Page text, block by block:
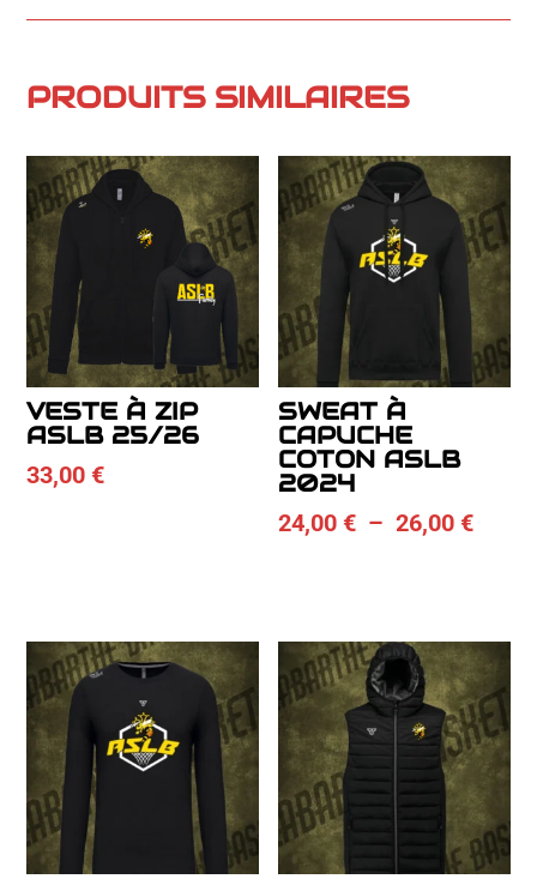
jaune
PRODUITS SIMILAIRES
VESTE À ZIP
ASLB 25/26
33,00€
SWEAT À
CAPUCHE
COTON ASLB
2024
24,00€ – 26,00€Plage
à
26,00